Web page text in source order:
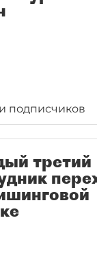
подписчиков
третий